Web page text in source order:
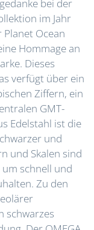
bei der
im Jahr
Planet Ocean
Hommage an
Dieses
verfügt über ein
Ziffern, ein
GMT-
Edelstahl ist die
und
und Skalen sind
schnell und
Zu den
schwarzes